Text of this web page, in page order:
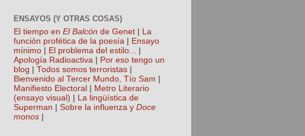
ENSAYOS (Y OTRAS COSAS)
El tiempo en El Balcón de Genet | La
función profética de la poesía | Ensayo
mínimo | El problema del estilo...
|
Apología Radioactiva | Por eso tengo un
blog | Todos somos terroristas |
Bienvenido al Tercer Mundo, Tío Sam |
Manifiesto Electoral | Metro Literario
(ensayo visual) | La lingüística de
Superman | Sobre la influenza y Doce
monos |